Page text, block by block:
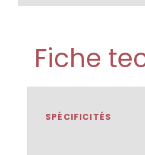
Fiche
SPÉCIFICITÉS